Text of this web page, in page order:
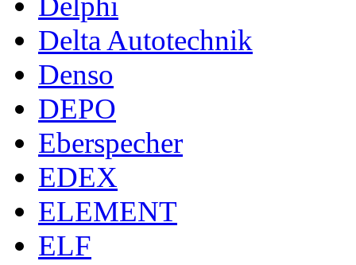
Delta Autotechnik
Denso
DEPO
Eberspecher
EDEX
ELEMENT
ELF